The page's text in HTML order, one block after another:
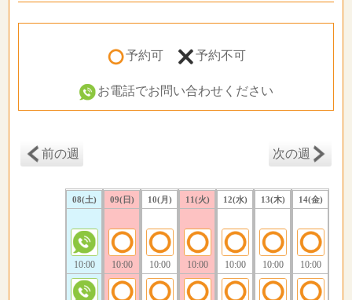
予約可 予約不可
お電話でお問い合わせください
前の週 次の週
08(土)
10:00
09(日)
10:00
10(月)
10:00
11(火)
10:00
12(水)
10:00
13(木)
10:00
14(金)
10:00